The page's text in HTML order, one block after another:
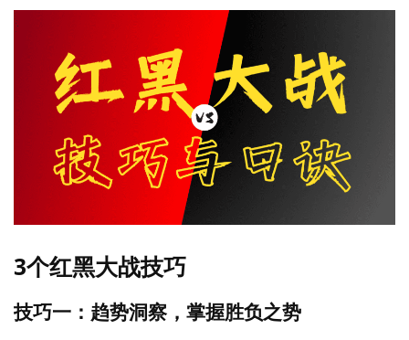
3个红黑大战技巧
技巧一：趋势洞察，掌握胜负之势